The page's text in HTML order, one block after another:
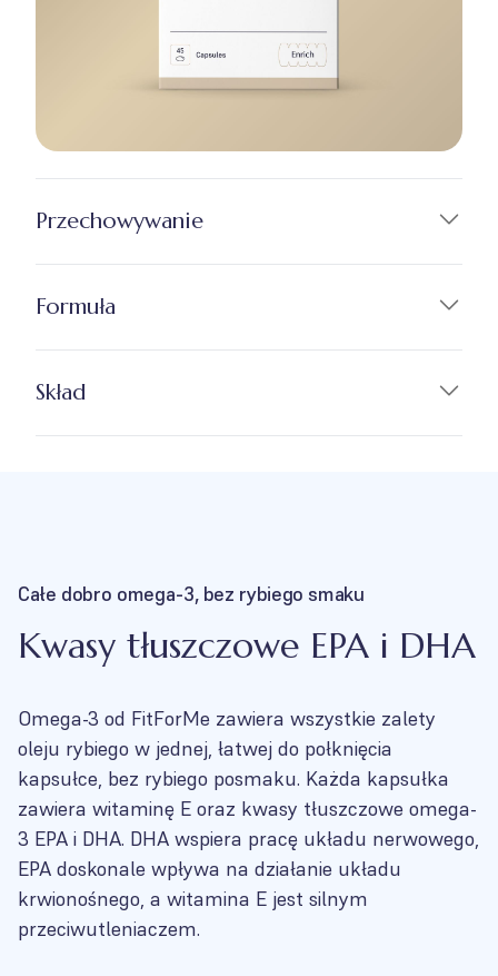
Przechowywanie
Formuła
Skład
Całe dobro omega-3, bez rybiego smaku
Kwasy tłuszczowe EPA i DHA
Omega-3 od FitForMe zawiera wszystkie zalety
oleju rybiego w jednej, łatwej do połknięcia
kapsułce, bez rybiego posmaku. Każda kapsułka
zawiera witaminę E oraz kwasy tłuszczowe omega-
3 EPA i DHA. DHA wspiera pracę układu nerwowego,
EPA doskonale wpływa na działanie układu
krwionośnego, a witamina E jest silnym
przeciwutleniaczem.